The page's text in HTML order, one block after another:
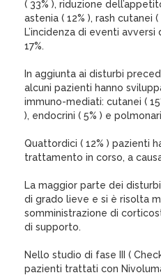
( 33% ), riduzione
astenia ( 12% ), rash cutanei (
L’incidenza di eventi
17%.
In aggiunta ai disturbi
alcuni pazienti hanno
immuno-mediati: cutanei (
), endocrini ( 5% ) e polmonari
Quattordici ( 12% ) pazienti
trattamento in corso, a
La maggior parte dei
di grado lieve e si è risolta
somministrazione di
di supporto.
Nello studio di fase III (
pazienti trattati con